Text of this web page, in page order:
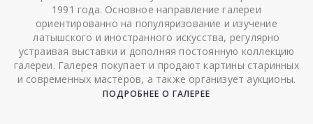
1991 года. Основное направление галереи
ориентированно на популяризование и изучение
латышского и иностранного искусства, регулярно
устраивая выставки и дополняя постоянную коллекцию
галереи. Галерея покупает и продают картины старинных
и современных мастеров, а также организует аукционы.
ПОДРОБНЕЕ О ГАЛЕРЕЕ